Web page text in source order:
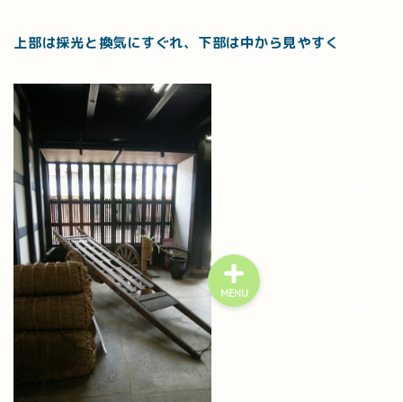
上部は採光と換気にすぐれ、下部は中から見やすく
MENU
特定商取引法に基づく表記